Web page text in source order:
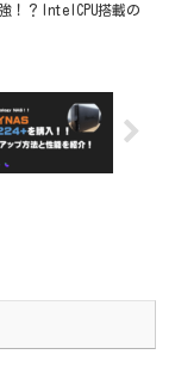
！？IntelCPU搭載の